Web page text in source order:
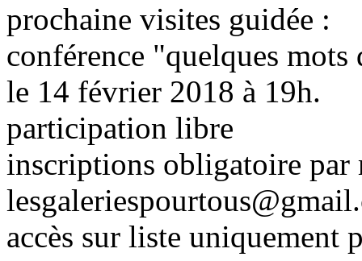
prochaine visites guidée :
conférence "quelques mots
le 14 février 2018 à 19h.
participation libre
inscriptions obligatoire par
accès sur liste uniquement